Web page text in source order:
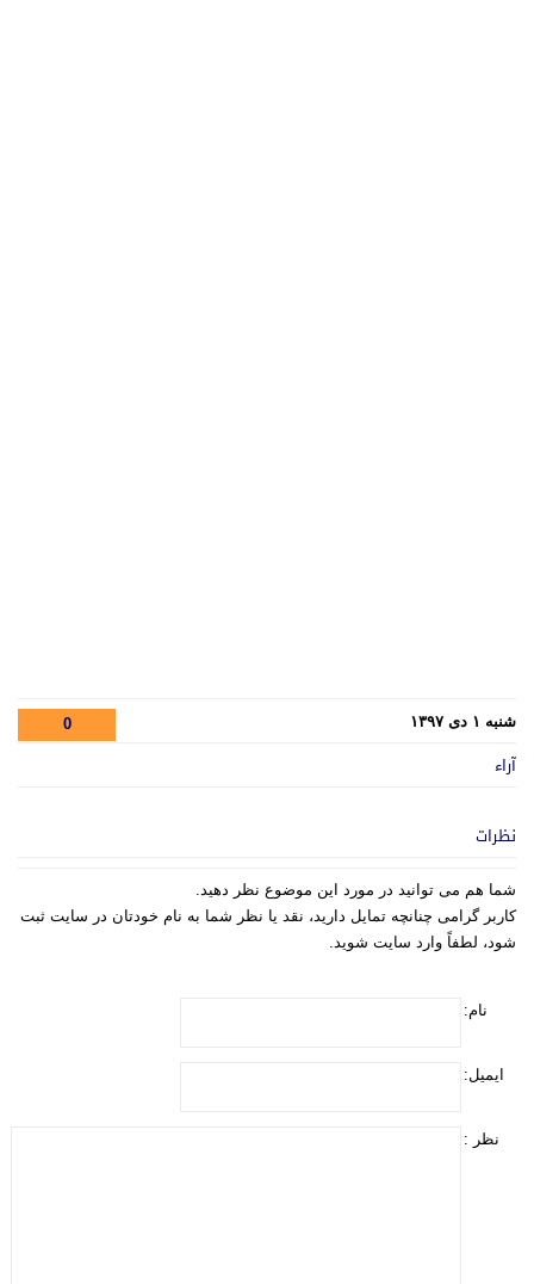
شنبه ۱ دی ۱۳۹۷ 0
آراء
نظرات
شما هم می توانید در مورد این موضوع نظر دهید.
کاربر گرامی چنانچه تمایل دارید، نقد یا نظر شما به نام خودتان در سایت ثبت
شود، لطفاً وارد سایت شوید.
نام:
ایمیل:
نظر :